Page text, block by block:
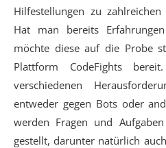
Hilfestellungen zu
Hat man bereits
möchte diese auf die Probe
Plattform CodeFights
verschiedenen
entweder gegen Bots oder
werden Fragen und
gestellt, darunter natürlich